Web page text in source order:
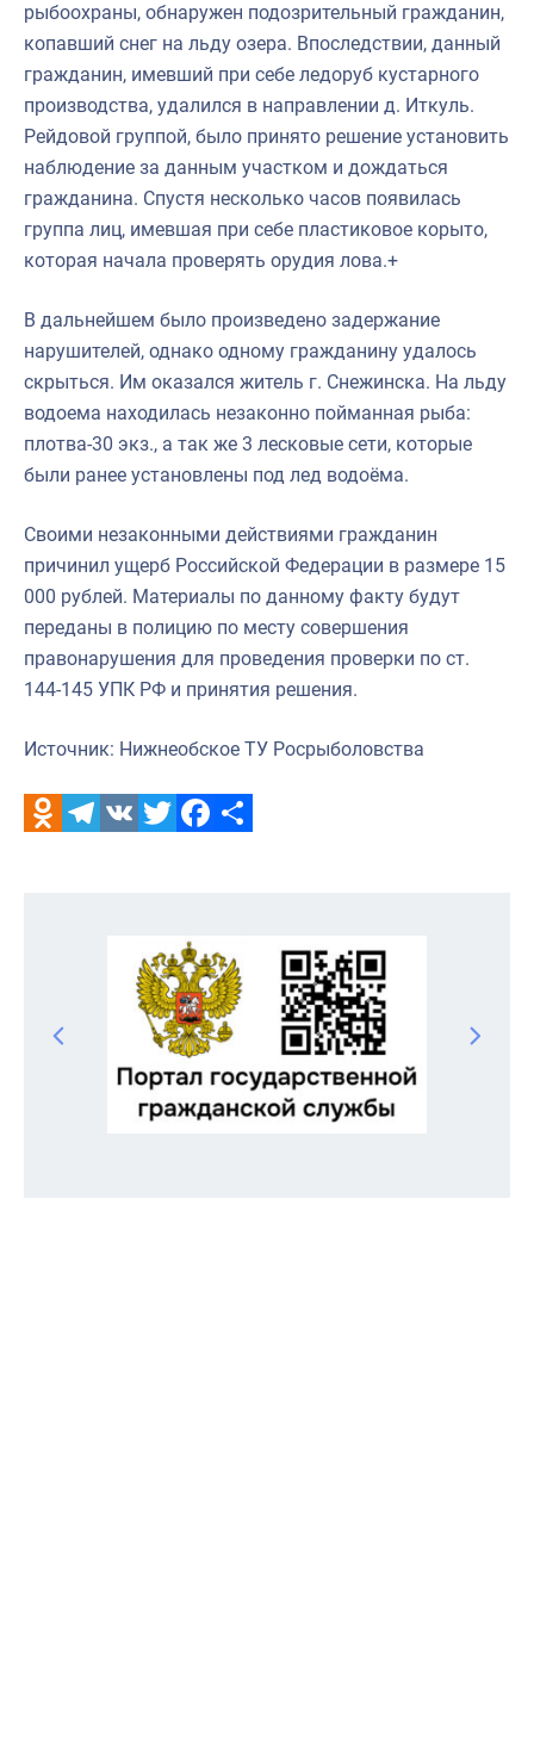
рыбоохраны, обнаружен подозрительный гражданин,
копавший снег на льду озера. Впоследствии, данный
гражданин, имевший при себе ледоруб кустарного
производства, удалился в направлении д. Иткуль.
Рейдовой группой, было принято решение установить
наблюдение за данным участком и дождаться
гражданина. Спустя несколько часов появилась
группа лиц, имевшая при себе пластиковое корыто,
которая начала проверять орудия лова.+
В дальнейшем было произведено задержание
нарушителей, однако одному гражданину удалось
скрыться. Им оказался житель г. Снежинска. На льду
водоема находилась незаконно пойманная рыба:
плотва-30 экз., а так же 3 лесковые сети, которые
были ранее установлены под лед водоёма.
Своими незаконными действиями гражданин
причинил ущерб Российской Федерации в размере 15
000 рублей. Материалы по данному факту будут
переданы в полицию по месту совершения
правонарушения для проведения проверки по ст.
144-145 УПК РФ и принятия решения.
Источник: Нижнеобское ТУ Росрыболовства